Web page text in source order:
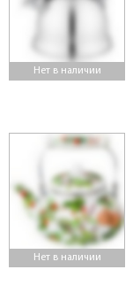
Нет в наличии
Нет в наличии